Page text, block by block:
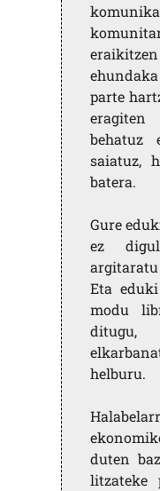
parte
behatuz
saiatuz,
batera.
Gure
ez
argitaratu
Eta
modu
helburu.
duten
litzateke